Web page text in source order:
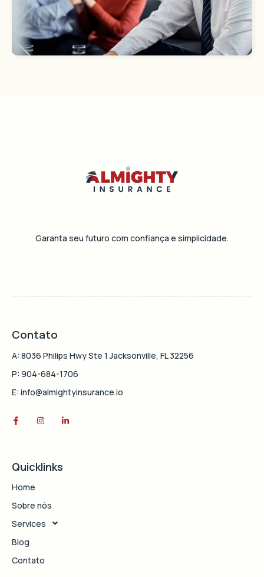
Garanta seu futuro com confiança e simplicidade.
Contato
A: 8036 Philips Hwy Ste 1 Jacksonville, FL 32256
P: 904-684-1706
E: info@almightyinsurance.io
Quicklinks
Home
Sobre nós
Services
Blog
Contato